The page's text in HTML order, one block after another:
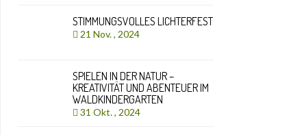
STIMMUNGSVOLLES LICHTERFEST
21 Nov. , 2024
SPIELEN IN DER NATUR –
KREATIVITÄT UND ABENTEUER IM
WALDKINDERGARTEN
31 Okt. , 2024